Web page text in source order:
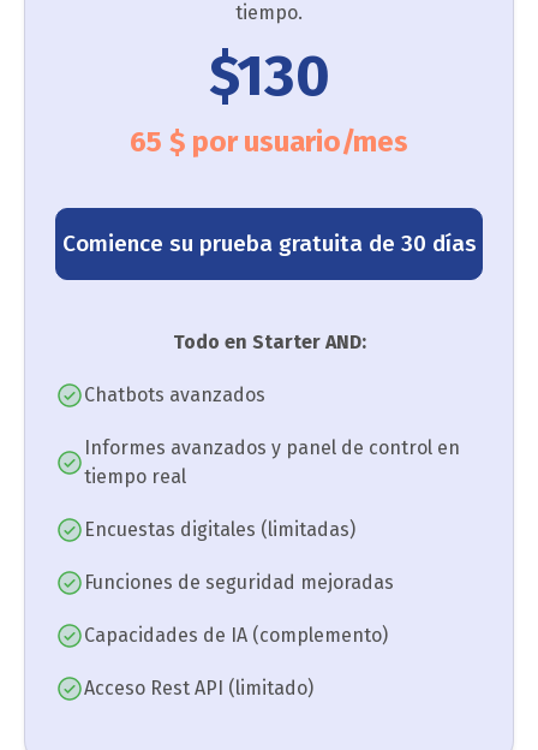
tiempo.
$130
65 $ por usuario/mes
Comience su prueba gratuita de 30 días
Todo en Starter AND:
Chatbots avanzados
Informes avanzados y panel de control en
tiempo real
Encuestas digitales (limitadas)
Funciones de seguridad mejoradas
Capacidades de IA (complemento)
Acceso Rest API (limitado)